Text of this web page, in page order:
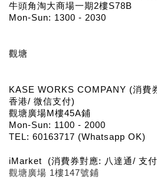
牛頭角淘大商場一期2樓S78B
Mon-Sun: 1300 - 2030
觀塘
KASE WORKS COMPANY (消費
香港/ 微信支付)
觀塘廣場M樓45A鋪
Mon-Sun: 1100 - 2000
TEL: 60163717 (Whatsapp OK)
iMarket  (消費券對應: 八達通/ 支
觀塘廣場 1樓147號鋪